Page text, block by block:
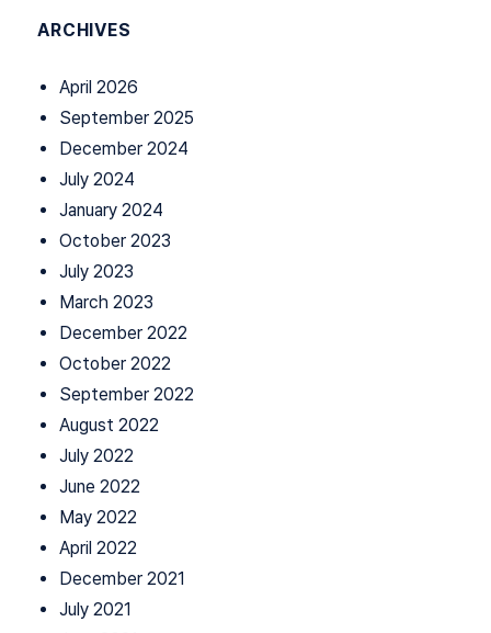
ARCHIVES
April 2026
September 2025
December 2024
July 2024
January 2024
October 2023
July 2023
March 2023
December 2022
October 2022
September 2022
August 2022
July 2022
June 2022
May 2022
April 2022
December 2021
July 2021